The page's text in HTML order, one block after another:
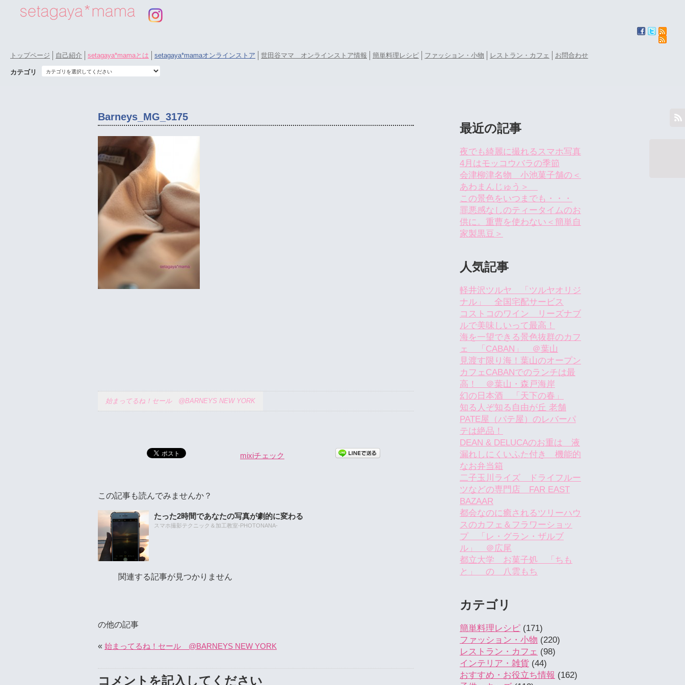
トップページ 自己紹介 setagaya*mamaとは setagaya*mamaオンラインストア 世田谷ママ オンラインストア情報 簡単料理レシピ ファッション・小物 レストラン・カフェ お問合わせ
カテゴリ
Barneys_MG_3175
始まってるね！セール @BARNEYS NEW YORK
mixiチェック
この記事も読んでみませんか？
たった2時間であなたの写真が劇的に変わる
スマホ撮影テクニック＆加工教室-PHOTONANA-
関連する記事が見つかりません
の他の記事
« 始まってるね！セール @BARNEYS NEW YORK
コメントを記入してください
最近の記事
夜でも綺麗に撮れるスマホ写真
4月はモッコウバラの季節
会津柳津名物 小池菓子舗の＜
あわまんじゅう＞
この景色をいつまでも・・・
罪悪感なしのティータイムのお
供に。重曹を使わない＜簡単自
家製黒豆＞
人気記事
軽井沢ツルヤ 「ツルヤオリジ
ナル」 全国宅配サービス
コストコのワイン リーズナブ
ルで美味しいって最高！
海を一望できる景色抜群のカフ
ェ 「CABAN」 ＠葉山
見渡す限り海！葉山のオープン
カフェCABANでのランチは最
高！ ＠葉山・森戸海岸
幻の日本酒 「天下の春」
知る人ぞ知る自由が丘 老舗
PATE屋（パテ屋）のレバーパ
テは絶品！
DEAN & DELUCAのお重は 液
漏れしにくいふた付き 機能的
なお弁当箱
二子玉川ライズ ドライフルー
ツなどの専門店 FAR EAST
BAZAAR
都会なのに癒されるツリーハウ
スのカフェ＆フラワーショッ
プ 「レ・グラン・ザルブ
ル」 ＠広尾
都立大学 お菓子処 「ちも
と」 の 八雲もち
カテゴリ
簡単料理レシピ (171)
ファッション・小物 (220)
レストラン・カフェ (98)
インテリア・雑貨 (44)
おすすめ・お役立ち情報 (162)